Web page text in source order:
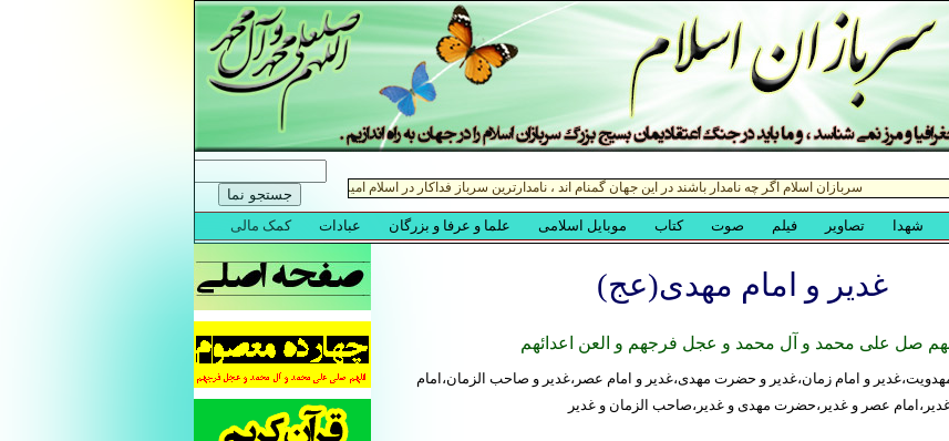
صل علی محمد و آل محمد و عجل فرجهم و العن اعدائهم
غدیر و امام مهدی(عج)
و امام زمان،غدیر و حضرت مهدی،غدیر و امام عصر،غدیر و صاحب الزمان،امام
عصر و غدیر،حضرت مهدی و غدیر،صاحب الزمان و غدیر